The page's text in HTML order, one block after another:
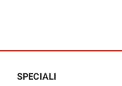
SPECIALI